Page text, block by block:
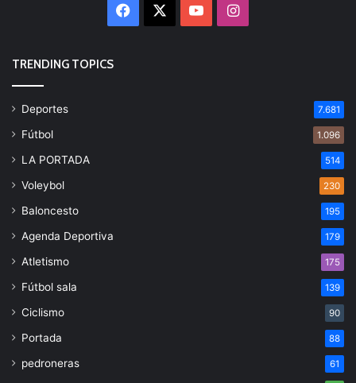
Facebook YouTubeInstagram
TRENDING TOPICS
Deportes 7.681
Fútbol 1.096
LA PORTADA 514
Voleybol 230
Baloncesto 195
Agenda Deportiva 179
Atletismo 175
Fútbol sala 139
Ciclismo 90
Portada 88
pedroneras 61